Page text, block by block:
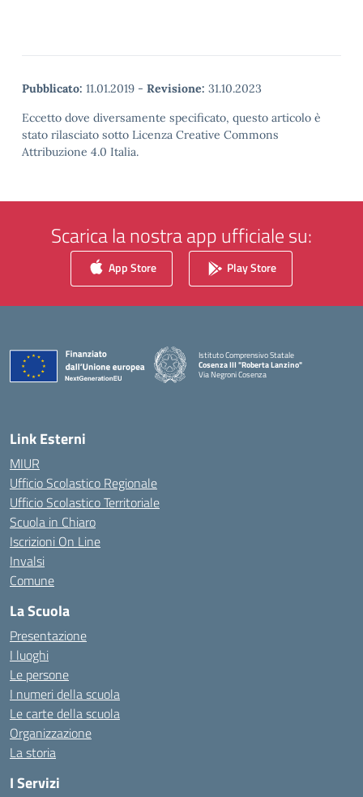
Pubblicato: 11.01.2019 - Revisione: 31.10.2023
Eccetto dove diversamente specificato, questo articolo è
stato rilasciato sotto Licenza Creative Commons
Attribuzione 4.0 Italia.
Scarica la nostra app ufficiale su:
App Store Play Store
Istituto Comprensivo Statale
Cosenza III "Roberta Lanzino"
Via Negroni Cosenza
— Visita la pagina iniziale della scuola
Link Esterni
MIUR
Ufficio Scolastico Regionale
Ufficio Scolastico Territoriale
Scuola in Chiaro
Iscrizioni On Line
Invalsi
Comune
La Scuola
Presentazione
I luoghi
Le persone
I numeri della scuola
Le carte della scuola
Organizzazione
La storia
I Servizi